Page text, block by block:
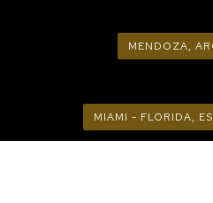
MENDOZA,
MIAMI - FLORIDA,